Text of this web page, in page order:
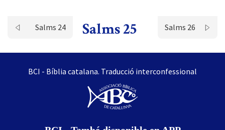
Salms 24 Salms 25 Salms 26
BCI - Bíblia catalana. Traducció interconfessional